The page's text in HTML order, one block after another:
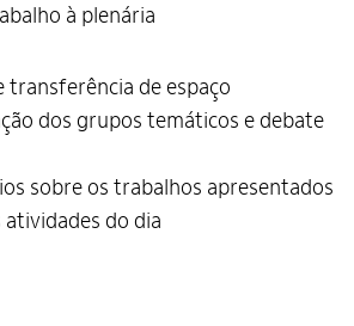
à plenária
transferência de espaço
dos grupos temáticos e debate
sobre os trabalhos apresentados
do dia